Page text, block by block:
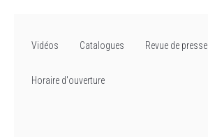
Vidéos Catalogues Revue de presse
Horaire d'ouverture